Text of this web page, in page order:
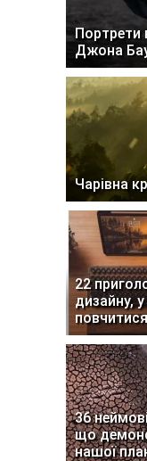
Портрети
Джона
Чарівна
22
дизайну,
36
що
нашої